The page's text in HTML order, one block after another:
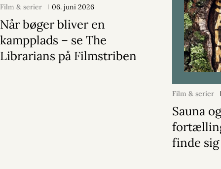
Film & serier 06. juni 2026
Når bøger bliver en
kampplads – se The
Librarians på Filmstriben
Film & serier
Sauna
finde